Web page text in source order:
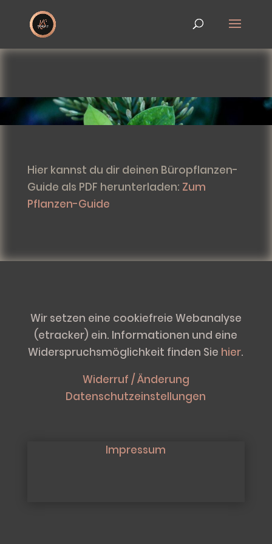
Hier kannst du dir deinen Büropflanzen-
Guide als PDF herunterladen: Zum
Pflanzen-Guide
Wir setzen eine cookiefreie Webanalyse
(etracker) ein. Informationen und eine
Widerspruchsmöglichkeit finden Sie hier.
Widerruf / Änderung
Datenschutzeinstellungen
Impressum